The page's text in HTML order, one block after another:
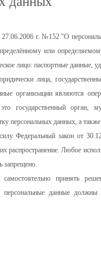
г. №152 "О
или
лицо: паспортные данные,
лица,
организации являются
государственный
персональных данных, а
Федеральный закон от
распространение. Любое
запрещено.
принять
персональные данные